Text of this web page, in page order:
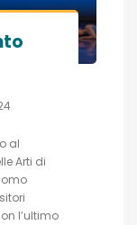
al
Arti di
l’ultimo